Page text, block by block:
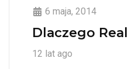
6 maja, 2014
Dlaczego
12 lat ago